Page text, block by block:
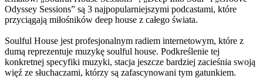
Odyssey Sessions” są 3 najpopularniejszymi podcastami, które
przyciągają miłośników deep house z całego świata.
Soulful House jest profesjonalnym radiem internetowym, które z
dumą reprezentuje muzykę soulful house. Podkreślenie tej
konkretnej specyfiki muzyki, stacja jeszcze bardziej zacieśnia swoją
więź ze słuchaczami, którzy są zafascynowani tym gatunkiem.